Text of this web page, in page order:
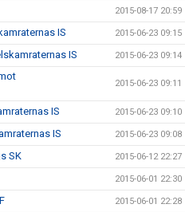
2015-08-17 20:59
IS 2015-06-23 09:15
IS 2015-06-23 09:14
2015-06-23 09:11
IS 2015-06-23 09:10
IS 2015-06-23 09:08
SK 2015-06-12 22:27
2015-06-01 22:30
2015-06-01 22:28